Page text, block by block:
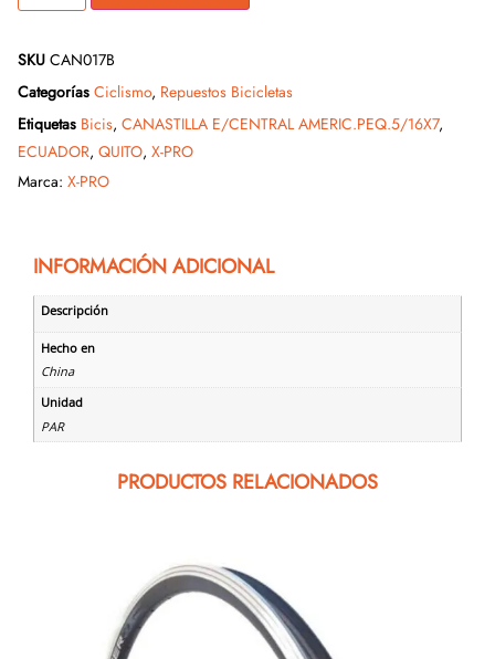
SKU CAN017B
Categorías Ciclismo, Repuestos Bicicletas
Etiquetas Bicis, CANASTILLA E/CENTRAL AMERIC.PEQ.5/16X7,
ECUADOR, QUITO, X-PRO
Marca: X-PRO
INFORMACIÓN ADICIONAL
Descripción
Hecho en
China
Unidad
PAR
PRODUCTOS RELACIONADOS